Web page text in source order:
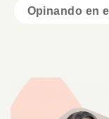
Opinando en